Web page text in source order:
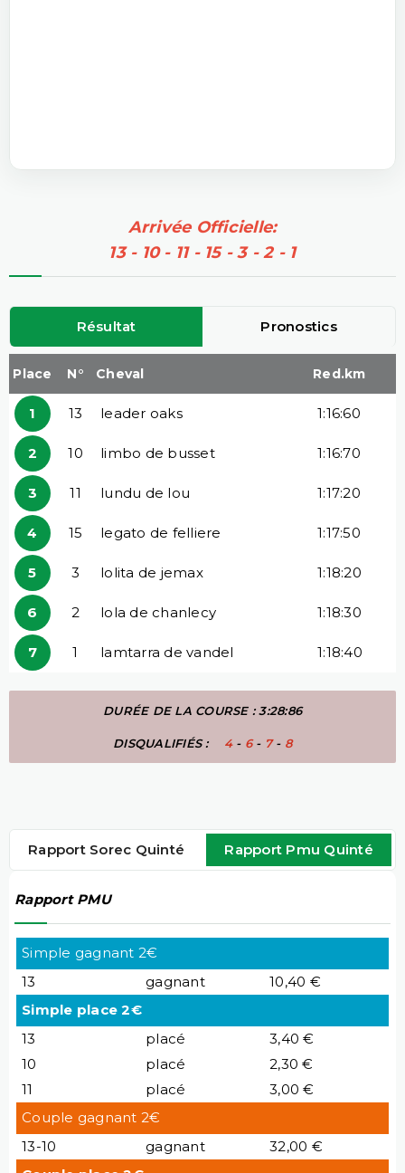
Arrivée Officielle:
13 - 10 - 11 - 15 - 3 - 2 - 1
Résultat Pronostics
Place N° Cheval Red.km
1 13 leader oaks 1:16:60
2 10 limbo de busset 1:16:70
3 11 lundu de lou 1:17:20
4 15 legato de felliere 1:17:50
5 3 lolita de jemax 1:18:20
6 2 lola de chanlecy 1:18:30
7 1 lamtarra de vandel 1:18:40
DURÉE DE LA COURSE : 3:28:86
DISQUALIFIÉS : 4- 6- 7- 8
Rapport Sorec Quinté Rapport Pmu Quinté
Rapport PMU
Simple gagnant 2€
13
gagnant
10,40 €
Simple place 2€
13
placé
3,40 €
10
placé
2,30 €
11
placé
3,00 €
Couple gagnant 2€
13-10
gagnant
32,00 €